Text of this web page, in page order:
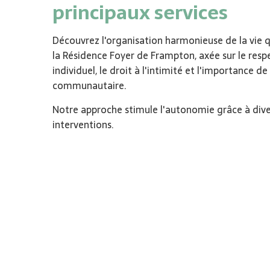
principaux services
Découvrez l'organisation harmonieuse de la vie
la Résidence Foyer de Frampton, axée sur le
individuel, le droit à l'intimité et l'importance de
communautaire.
Notre approche stimule l'autonomie grâce à
interventions.